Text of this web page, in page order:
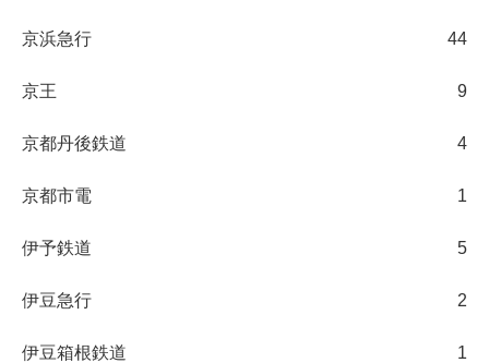
京浜急行 44
京王 9
京都丹後鉄道 4
京都市電 1
伊予鉄道 5
伊豆急行 2
伊豆箱根鉄道 1